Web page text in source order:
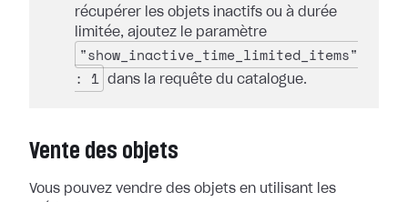
récupérer les objets inactifs ou à durée
limitée, ajoutez le paramètre
"show_inactive_time_limited_items"
: 1
dans la requête du catalogue.
Vente des objets
Vous pouvez vendre des objets en utilisant les